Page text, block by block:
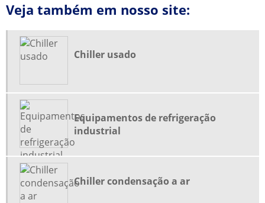
EQUIPAMENTOS DE REFRIGERAÇÃO INDUSTRIAL
FABRICANTE DE CHILLER SP
MANUTENÇÃO CORRETIVA EM UNIDADES DE ÁGUA GELADA
MANUTENÇÃO DE CHILLER
MANUTENÇÃO PREVENTIVA EM CHILLER
MOINHO PARA PLÁSTICO
PENEIRA MOLECULAR
PENEIRA MOLECULAR FORNECEDORES
Veja também em nosso site:
Chiller usado
Equipamentos de refrigeração
industrial
Chiller condensação a ar